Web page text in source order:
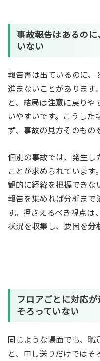
事故報告はあるの
いない
報告書は出ているのに、
進まないことがあります
と、結局は注意に戻りや
いやすいです。こうした
ず、事故の見方そのもの
個別の事故では、発生し
ことが求められています
観的に経緯を把握できな
報告を集めれば分析まで
す。押さえるべき視点は
状況を収集し、要因を分
フロアごとに対応
そろっていない
同じような場面でも、職
と、申し送りだけでは